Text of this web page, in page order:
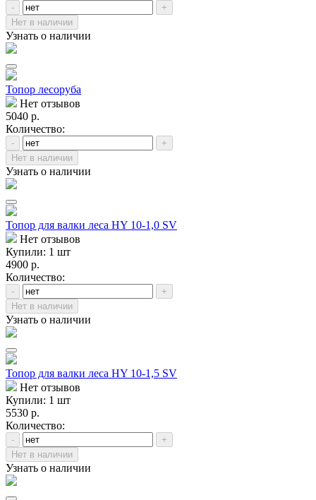
-
+
Нет в наличии
Узнать о наличии
Топор лесоруба
Нет отзывов
5040 р.
Количество:
-
+
Нет в наличии
Узнать о наличии
Топор для валки леса HY 10-1,0 SV
Нет отзывов
Купили: 1 шт
4900 р.
Количество:
-
+
Нет в наличии
Узнать о наличии
Топор для валки леса HY 10-1,5 SV
Нет отзывов
Купили: 1 шт
5530 р.
Количество:
-
+
Нет в наличии
Узнать о наличии